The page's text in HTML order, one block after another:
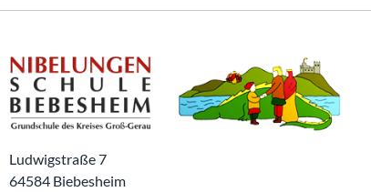
Ludwigstraße 7
64584 Biebesheim